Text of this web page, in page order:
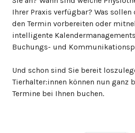
Ihrer Praxis verfügbar? Was
den Termin vorbereiten oder
intelligente
Buchungs- und
Und schon sind Sie bereit
Tierhalter:innen können nun ganz
Termine bei Ihnen buchen.